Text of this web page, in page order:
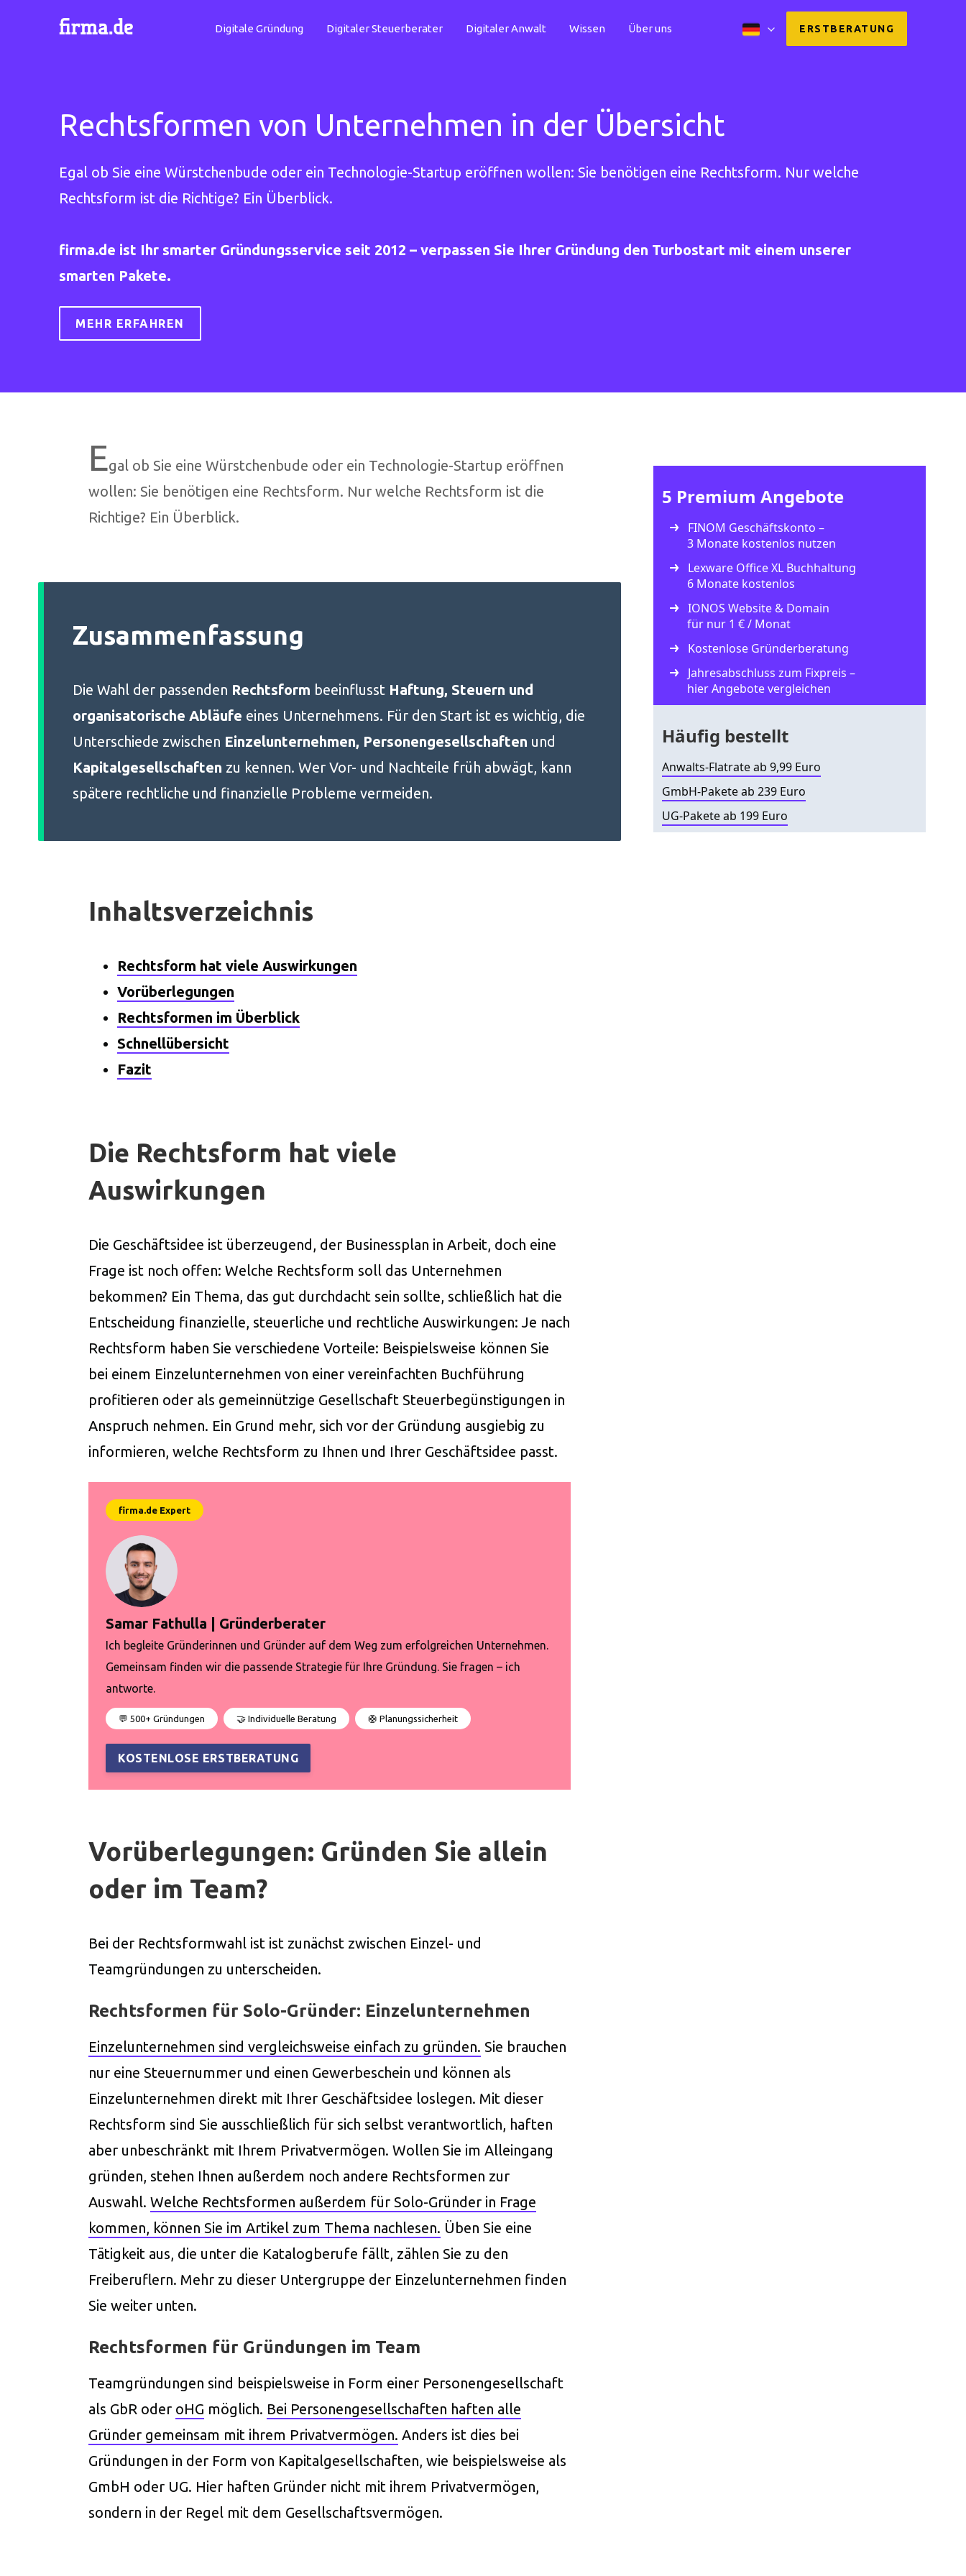
Digitale Gründung Digitaler Steuerberater Digitaler Anwalt Wissen Über uns ERSTBERATUNG
Rechtsformen von Unternehmen in der Übersicht
Egal ob Sie eine Würstchenbude oder ein Technologie-Startup eröffnen wollen: Sie benötigen eine Rechtsform. Nur welche
Rechtsform ist die Richtige? Ein Überblick.
firma.de ist Ihr smarter Gründungsservice seit 2012 – verpassen Sie Ihrer Gründung den Turbostart mit einem unserer
smarten Pakete.
MEHR ERFAHREN
Egal ob Sie eine Würstchenbude oder ein Technologie-Startup eröffnen
wollen: Sie benötigen eine Rechtsform. Nur welche Rechtsform ist die
Richtige? Ein Überblick.
Zusammenfassung
Die Wahl der passenden Rechtsform beeinflusst Haftung, Steuern und
organisatorische Abläufe eines Unternehmens. Für den Start ist es wichtig, die
Unterschiede zwischen Einzelunternehmen, Personengesellschaften und
Kapitalgesellschaften zu kennen. Wer Vor- und Nachteile früh abwägt, kann
spätere rechtliche und finanzielle Probleme vermeiden.
Inhaltsverzeichnis
Rechtsform hat viele Auswirkungen
Vorüberlegungen
Rechtsformen im Überblick
Schnellübersicht
Fazit
Die Rechtsform hat viele
Auswirkungen
Die Geschäftsidee ist überzeugend, der Businessplan in Arbeit, doch eine
Frage ist noch offen: Welche Rechtsform soll das Unternehmen
bekommen? Ein Thema, das gut durchdacht sein sollte, schließlich hat die
Entscheidung finanzielle, steuerliche und rechtliche Auswirkungen: Je nach
Rechtsform haben Sie verschiedene Vorteile: Beispielsweise können Sie
bei einem Einzelunternehmen von einer vereinfachten Buchführung
profitieren oder als gemeinnützige Gesellschaft Steuerbegünstigungen in
Anspruch nehmen. Ein Grund mehr, sich vor der Gründung ausgiebig zu
informieren, welche Rechtsform zu Ihnen und Ihrer Geschäftsidee passt.
Samar Fathulla | Gründerberater
Ich begleite Gründerinnen und Gründer auf dem Weg zum erfolgreichen Unternehmen.
Gemeinsam finden wir die passende Strategie für Ihre Gründung. Sie fragen – ich
antworte.
💬 500+ Gründungen 🤝 Individuelle Beratung 🛟 Planungssicherheit
KOSTENLOSE ERSTBERATUNG
Vorüberlegungen: Gründen Sie allein
oder im Team?
Bei der Rechtsformwahl ist ist zunächst zwischen Einzel- und
Teamgründungen zu unterscheiden.
Rechtsformen für Solo-Gründer: Einzelunternehmen
Einzelunternehmen sind vergleichsweise einfach zu gründen. Sie brauchen
nur eine Steuernummer und einen Gewerbeschein und können als
Einzelunternehmen direkt mit Ihrer Geschäftsidee loslegen. Mit dieser
Rechtsform sind Sie ausschließlich für sich selbst verantwortlich, haften
aber unbeschränkt mit Ihrem Privatvermögen. Wollen Sie im Alleingang
gründen, stehen Ihnen außerdem noch andere Rechtsformen zur
Auswahl.Welche Rechtsformen außerdem für Solo-Gründer in Frage
kommen, können Sie im Artikel zum Thema nachlesen. Üben Sie eine
Tätigkeit aus, die unter die Katalogberufe fällt, zählen Sie zu den
Freiberuflern. Mehr zu dieser Untergruppe der Einzelunternehmen finden
Sie weiter unten.
Rechtsformen für Gründungen im Team
Teamgründungen sind beispielsweise in Form einer Personengesellschaft
als GbR oder oHG möglich. Bei Personengesellschaften haften alle
Gründer gemeinsam mit ihrem Privatvermögen. Anders ist dies bei
Gründungen in der Form von Kapitalgesellschaften, wie beispielsweise als
GmbH oder UG. Hier haften Gründer nicht mit ihrem Privatvermögen,
sondern in der Regel mit dem Gesellschaftsvermögen.
5 Premium Angebote
FINOM Geschäftskonto –
3 Monate kostenlos nutzen
Lexware Office XL Buchhaltung
6 Monate kostenlos
IONOS Website & Domain
für nur 1 € / Monat
Kostenlose Gründerberatung
Jahresabschluss zum Fixpreis –
hier Angebote vergleichen
Häufig bestellt
Anwalts-Flatrate ab 9,99 Euro
GmbH-Pakete ab 239 Euro
UG-Pakete ab 199 Euro